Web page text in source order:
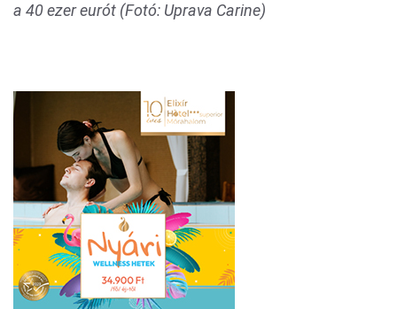
a 40 ezer eurót (Fotó: Uprava Carine)